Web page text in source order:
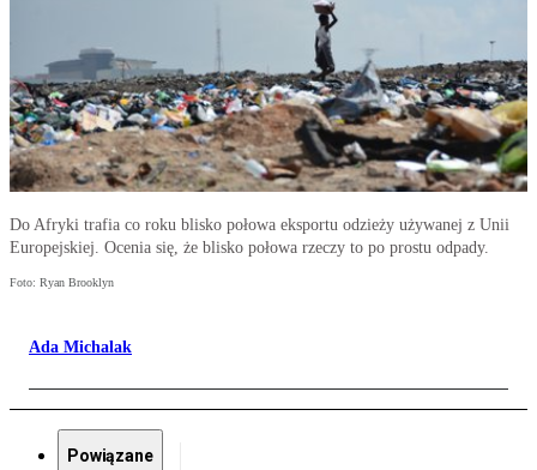
Do Afryki trafia co roku blisko połowa eksportu odzieży używanej z Unii
Europejskiej. Ocenia się, że blisko połowa rzeczy to po prostu odpady.
Foto: Ryan Brooklyn
Ada Michalak
Powiązane